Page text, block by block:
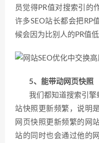
员觉得PR值对搜索引的
许多SEO站长都会把RP
候会因为比别人的PR值
5、能带动网页快照
我们都知道搜索引擎
站快照更新频繁，说明
网页快照更新频繁的网
站的同时也会通过他的